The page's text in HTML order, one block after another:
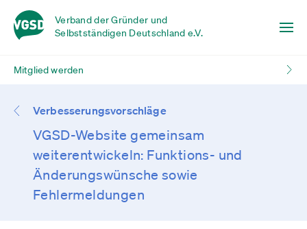
Verband der Gründer und
Selbstständigen Deutschland e.V.
Mitglied werden
Verbesserungsvorschläge
VGSD-Website gemeinsam
weiterentwickeln: Funktions- und
Änderungswünsche sowie
Fehlermeldungen